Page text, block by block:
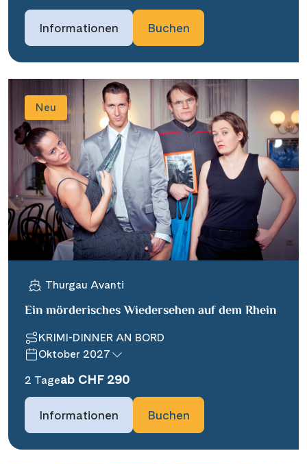
Informationen Buchen
Neu
Thurgau Avanti
Ein mörderisches Wiedersehen auf dem Rhein
KRIMI-DINNER AN BORD
Oktober 2027
2 Tageab CHF 290
Informationen Buchen